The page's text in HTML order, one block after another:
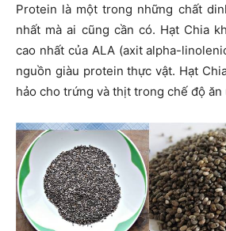
Protein là một trong những chất
nhất mà ai cũng cần có. Hạt Chia
cao nhất của ALA (axit alpha-
nguồn giàu protein thực vật. Hạt
hảo cho trứng và thịt trong chế độ ăn